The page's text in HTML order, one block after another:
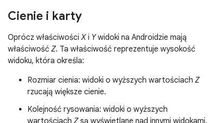
Cienie i karty
Oprócz właściwościXi Ywidoki na Androidzie mają
właściwość Z. Ta właściwość reprezentuje wysokość
widoku, która określa:
Rozmiar cienia: widoki o wyższych wartościach Z
rzucają większe cienie.
Kolejność rysowania: widoki o wyższych